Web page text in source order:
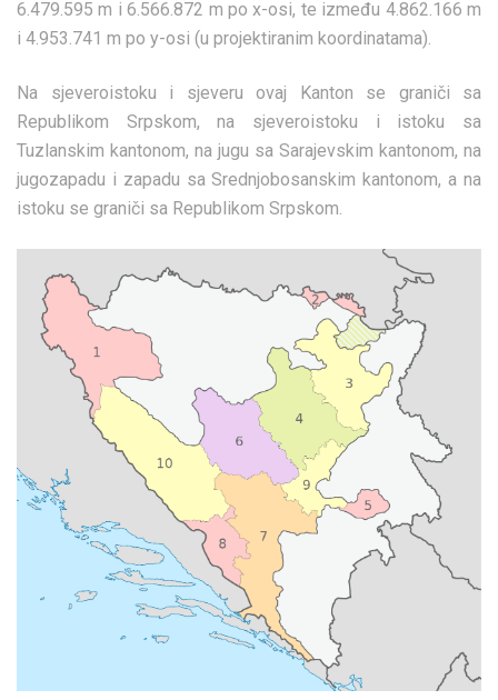
6.479.595 m i 6.566.872 m po x-osi, te između 4.862.166 m
i 4.953.741 m po y-osi (u projektiranim koordinatama).
Na sjeveroistoku i sjeveru ovaj Kanton se graniči sa
Republikom Srpskom, na sjeveroistoku i istoku sa
Tuzlanskim kantonom, na jugu sa Sarajevskim kantonom, na
jugozapadu i zapadu sa Srednjobosanskim kantonom, a na
istoku se graniči sa Republikom Srpskom.